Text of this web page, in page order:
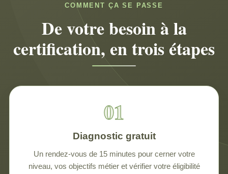
COMMENT ÇA SE PASSE
De votre besoin à la
certification, en trois étapes
Diagnostic gratuit
Un rendez-vous de 15 minutes pour cerner votre
niveau, vos objectifs métier et vérifier votre éligibilité